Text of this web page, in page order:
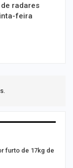
radares
feira
furto de 17kg de